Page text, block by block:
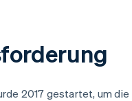
2017 gestartet, um die